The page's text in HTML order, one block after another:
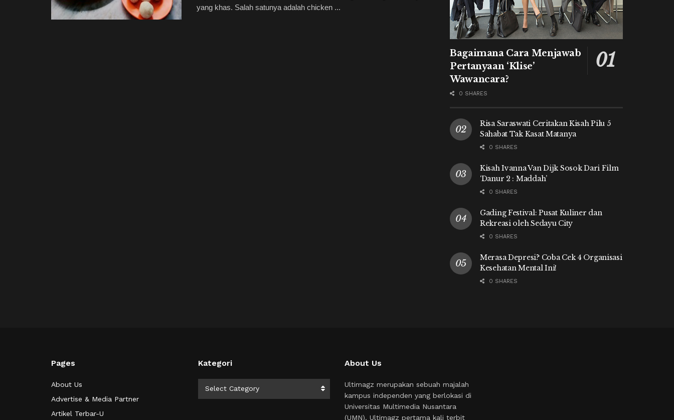
yang khas. Salah satunya adalah chicken ...
Bagaimana Cara Menjawab
Pertanyaan ‘Klise’
Wawancara?
0 SHARES
Risa Saraswati Ceritakan Kisah Pilu 5
Sahabat Tak Kasat Matanya
0 SHARES
Kisah Ivanna Van Dijk Sosok Dari Film
‘Danur 2 : Maddah’
0 SHARES
Gading Festival: Pusat Kuliner dan
Rekreasi oleh Sedayu City
0 SHARES
Merasa Depresi? Coba Cek 4 Organisasi
Kesehatan Mental Ini!
0 SHARES
Pages
About Us
Advertise & Media Partner
Artikel Terbar-U
Kategori
Select Category
About Us
Ultimagz merupakan sebuah majalah
kampus independen yang berlokasi di
Universitas Multimedia Nusantara
(UMN). Ultimagz pertama kali terbit